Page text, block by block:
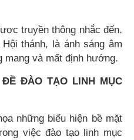
truyền thông nhắc đến.
thánh, là ánh sáng âm
mang và mất định hướng.
ĐÀO TẠO LINH MỤC
những biểu hiện bề mặt
việc đào tạo linh mục